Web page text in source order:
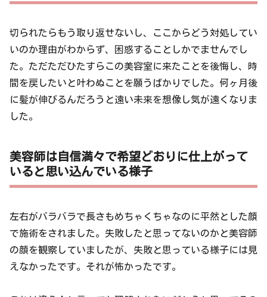
切られたらもう取り返せないし、ここからどう対処してい
いのか理由がわからず、困惑することしかでませんでし
た。ただただひたすらこの美容室に来たことを後悔し、時
間を戻したいと叶わぬことを願うばかりでした。何ヶ月後
に髪が伸びるんだろうと遠い未来を想像し気が遠くなりま
した。
美容師は自信満々で希望どおりに仕上がって
いると思い込んでいる様子
左右がバラバラで長さもめちゃくちゃなのに平然とした顔
で施術をされました。失敗したと思ってないのかと美容師
の顔を観察していましたが、失敗と思っている様子には見
えなかったです。それが怖かったです。